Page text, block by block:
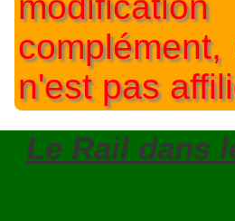
n'est pas
Le Rail dans